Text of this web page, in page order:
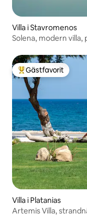
Villa i Stavromenos
Solena, modern villa,
Populär gästfavorit
Gästfavorit
Villa i Platanias
Artemis Villa,